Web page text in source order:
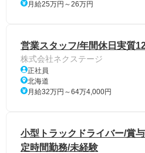
月給25万円～26万円
営業スタッフ/年間休日実質
株式会社ネクステージ
正社員
北海道
月給32万円～64万4,000円
小型トラックドライバー/賞
定時間勤務/未経験